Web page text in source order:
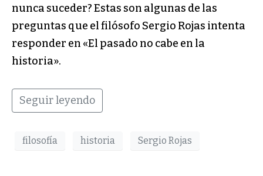
nunca suceder? Estas son algunas de las
preguntas que el filósofo Sergio Rojas intenta
responder en «El pasado no cabe en la
historia».
Seguir leyendo
filosofía historia Sergio Rojas